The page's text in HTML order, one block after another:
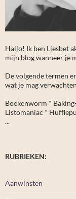
Hallo! Ik ben Liesbet
mijn blog wanneer je
De volgende termen
wat je mag
Boekenworm *
Listomaniac *
...
RUBRIEKEN:
Aanwinsten